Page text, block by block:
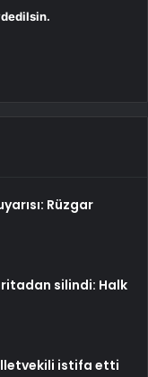
Rüzgar
silindi: Halk
istifa etti